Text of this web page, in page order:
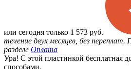
или сегодня только 1 573 руб.
течение двух месяцев, без переплат.
разделе Оплата
Ура! С этой пластинкой бесплатная
способами.